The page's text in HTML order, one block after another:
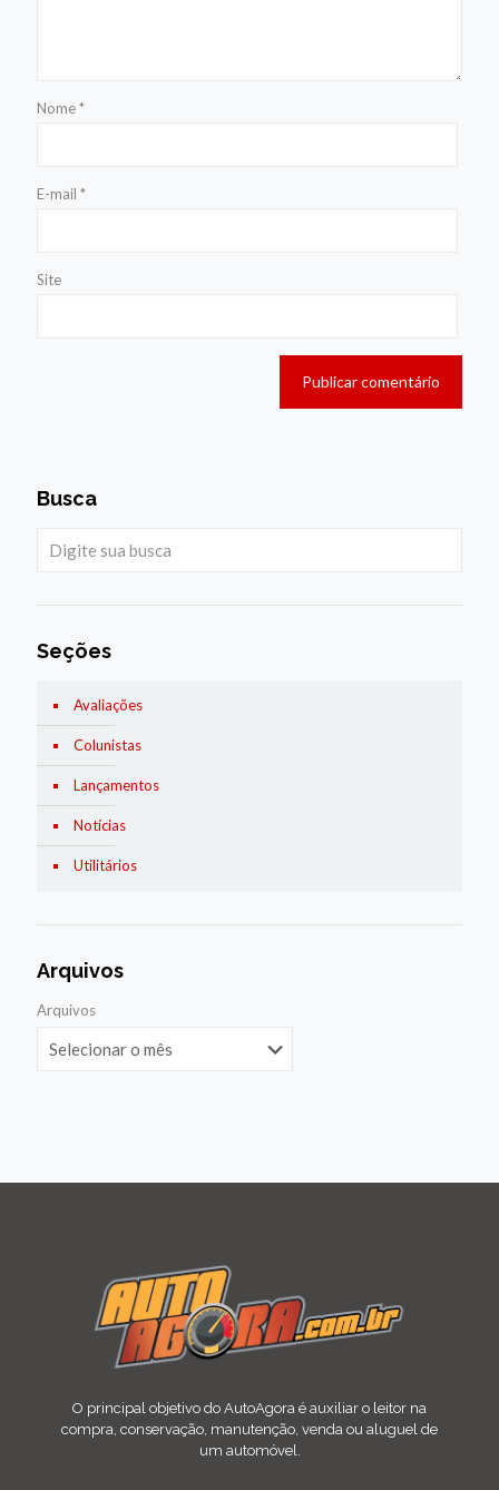
Nome*
E-mail *
Site
Busca
Seções
Avaliações
Colunistas
Lançamentos
Notícias
Utilitários
Arquivos
Arquivos
O principal objetivo do AutoAgora é auxiliar o leitor na
compra, conservação, manutenção, venda ou aluguel de
um automóvel.